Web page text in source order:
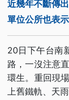
近幾年不斷傳
單位公所也表
20日下午台南
路，一沒注意
環生。重回現
上舊鐵軌、天